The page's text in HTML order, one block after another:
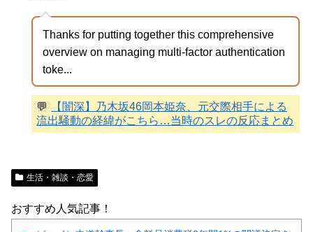
Thanks for putting together this comprehensive
overview on managing multi-factor authentication
toke...
💬
【闇深】乃木坂46岡本姫奈、元交際相手による
流出騒動の経緯がこちら…当時のスレの反応まとめ
生活・雑談・恋愛
おすすめ人気記事！